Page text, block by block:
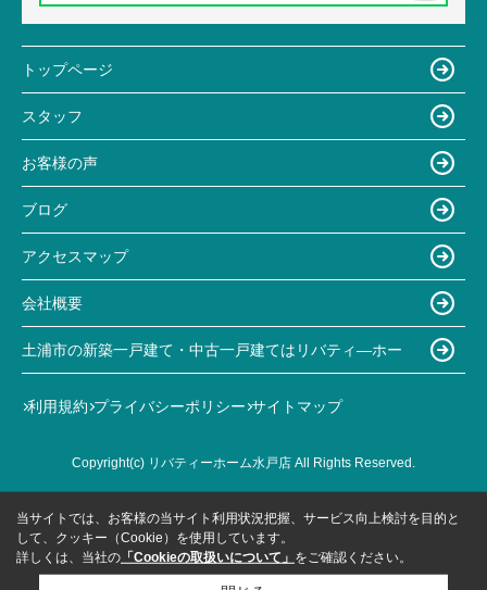
トップページ
スタッフ
お客様の声
ブログ
アクセスマップ
会社概要
土浦市の新築一戸建て・中古一戸建てはリバティ―ホー
利用規約 プライバシーポリシー サイトマップ
Copyright(c) リバティーホーム水戸店 All Rights Reserved.
当サイトでは、お客様の当サイト利用状況把握、サービス向上検討を目的と
して、クッキー（Cookie）を使用しています。
詳しくは、当社の 「Cookieの取扱いについて」 をご確認ください。